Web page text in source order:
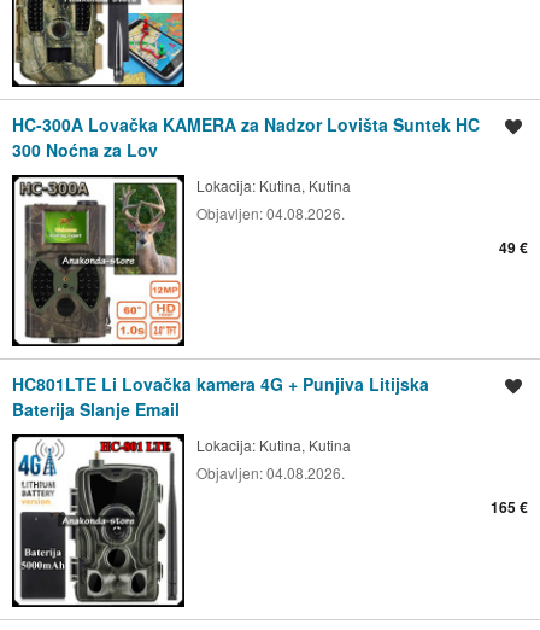
HC-300A Lovačka KAMERA za Nadzor Lovišta Suntek HC
300 Noćna za Lov
Lokacija: Kutina, Kutina
Objavljen:04.08.2026.
49 €
HC801LTE Li Lovačka kamera 4G + Punjiva Litijska
Baterija Slanje Email
Lokacija: Kutina, Kutina
Objavljen:04.08.2026.
165 €